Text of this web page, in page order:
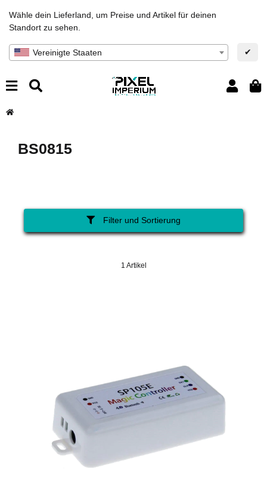
Wähle dein Lieferland, um Preise und Artikel für deinen
Standort zu sehen.
Vereinigte Staaten ✔
BS0815
Filter und Sortierung
1 Artikel